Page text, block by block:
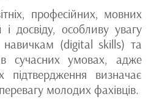
професійних, мовних
досвіду, особливу увагу
(digital skills) та
в сучасних умовах, адже
підтвердження визначає
молодих фахівців.